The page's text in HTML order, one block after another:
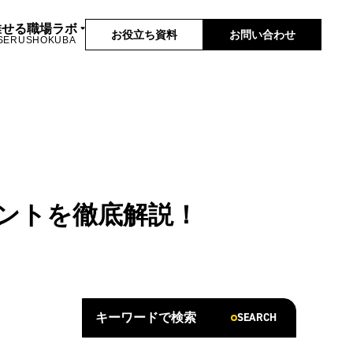
る職場ラボ お役立ち資料 お問い合わせ
トを徹底解説！
キーワードで検索 SEARCH